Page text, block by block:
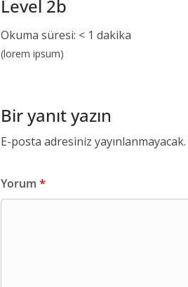
Level 2b
Okuma süresi: < 1 dakika
(lorem ipsum)
Bir yanıt yazın
E-posta adresiniz yayınlanmayacak.
Yorum *